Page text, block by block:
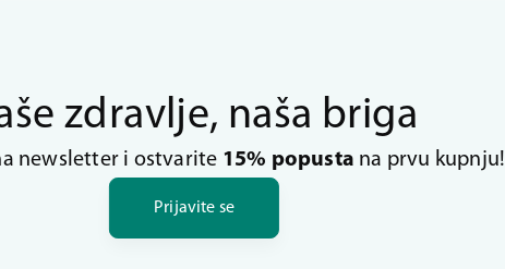
zdravlje, naša briga
newsletter i ostvarite 15% popusta na prvu kupnju!
Prijavite se